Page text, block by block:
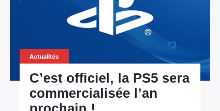
Actualités
C’est officiel, la PS5 sera
commercialisée l’an